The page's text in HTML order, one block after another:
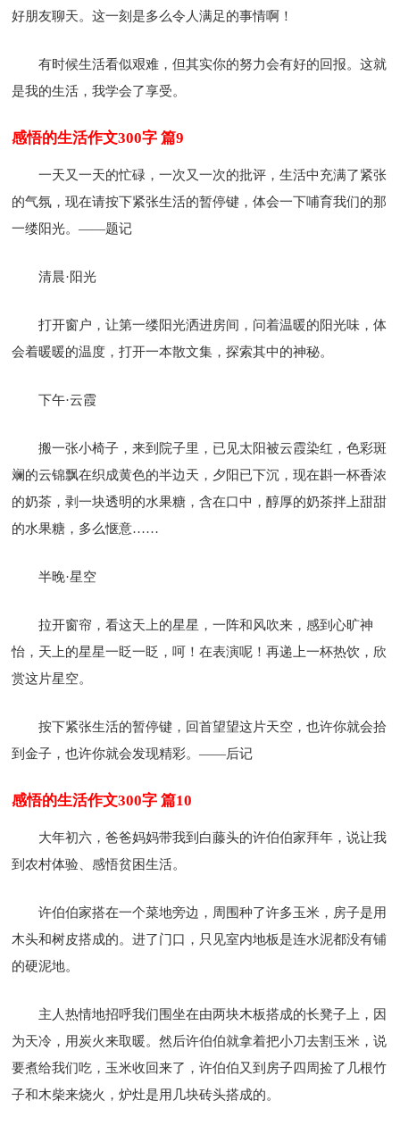
好朋友聊天。这一刻是多么令人满足的事情啊！
有时候生活看似艰难，但其实你的努力会有好的回报。这就
是我的生活，我学会了享受。
感悟的生活作文300字 篇9
一天又一天的忙碌，一次又一次的批评，生活中充满了紧张
的气氛，现在请按下紧张生活的暂停键，体会一下哺育我们的那
一缕阳光。——题记
清晨·阳光
打开窗户，让第一缕阳光洒进房间，问着温暖的阳光味，体
会着暖暖的温度，打开一本散文集，探索其中的神秘。
下午·云霞
搬一张小椅子，来到院子里，已见太阳被云霞染红，色彩斑
斓的云锦飘在织成黄色的半边天，夕阳已下沉，现在斟一杯香浓
的奶茶，剥一块透明的水果糖，含在口中，醇厚的奶茶拌上甜甜
的水果糖，多么惬意……
半晚·星空
拉开窗帘，看这天上的星星，一阵和风吹来，感到心旷神
怡，天上的星星一眨一眨，呵！在表演呢！再递上一杯热饮，欣
赏这片星空。
按下紧张生活的暂停键，回首望望这片天空，也许你就会拾
到金子，也许你就会发现精彩。——后记
感悟的生活作文300字 篇10
大年初六，爸爸妈妈带我到白藤头的许伯伯家拜年，说让我
到农村体验、感悟贫困生活。
许伯伯家搭在一个菜地旁边，周围种了许多玉米，房子是用
木头和树皮搭成的。进了门口，只见室内地板是连水泥都没有铺
的硬泥地。
主人热情地招呼我们围坐在由两块木板搭成的长凳子上，因
为天冷，用炭火来取暖。然后许伯伯就拿着把小刀去割玉米，说
要煮给我们吃，玉米收回来了，许伯伯又到房子四周捡了几根竹
子和木柴来烧火，炉灶是用几块砖头搭成的。